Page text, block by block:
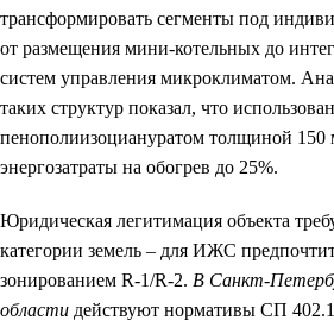
трансформировать сегменты под
от размещения мини-котельных до
систем управления микроклиматом.
таких структур показал, что
пенополиизоциануратом толщиной 150
энергозатраты на обогрев до 25%.
Юридическая легитимация объекта
категории земель – для ИЖС
зонированием R-1/R-2. В Санкт-
области действуют нормативы СП